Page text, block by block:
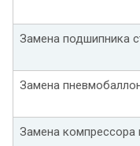
Замена подшипника
Замена
Замена компрессора